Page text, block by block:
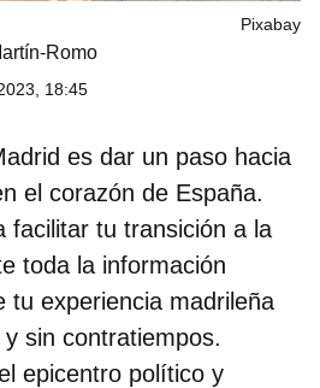
Pixabay
Romo
18:45
es dar un paso hacia
el corazón de España.
facilitar tu transición a la
toda la información
tu experiencia madrileña
sin contratiempos.
epicentro político y